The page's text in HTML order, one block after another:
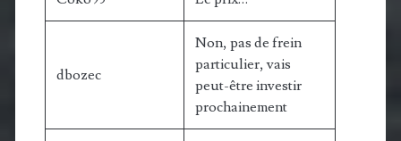
dbozec
Non, pas de frein
particulier, vais
peut-être investir
prochainement